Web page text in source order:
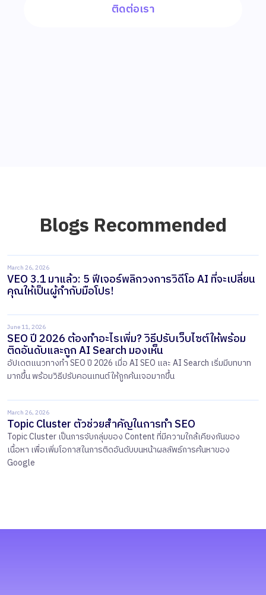
ติดต่อเรา
Blogs Recommended
March 26, 2026
VEO 3.1 มาแล้ว: 5 ฟีเจอร์พลิกวงการวิดีโอ AI ที่จะเปลี่ยน
คุณให้เป็นผู้กำกับมือโปร!
June 11, 2026
SEO ปี 2026 ต้องทำอะไรเพิ่ม? วิธีปรับเว็บไซต์ให้พร้อม
ติดอันดับและถูก AI Search มองเห็น
อัปเดตแนวทางทำ SEO ปี 2026 เมื่อ AI SEO และ AI Search เริ่มมีบทบาท
มากขึ้น พร้อมวิธีปรับคอนเทนต์ให้ถูกค้นเจอมากขึ้น
March 26, 2026
Topic Cluster ตัวช่วยสำคัญในการทำ SEO
Topic Cluster เป็นการจับกลุ่มของ Content ที่มีความใกล้เคียงกันของ
เนื้อหา เพื่อเพิ่มโอกาสในการติดอันดับบนหน้าผลลัพธ์การค้นหาของ
Google